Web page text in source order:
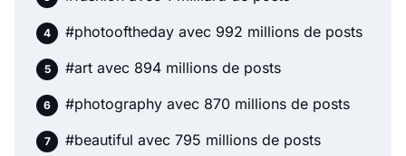
#photooftheday avec 992 millions de posts
#art avec 894 millions de posts
#photography avec 870 millions de posts
#beautiful avec 795 millions de posts